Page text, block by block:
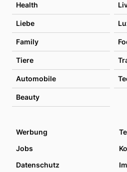
Health
Liebe
Family
Tiere
Automobile
Beauty
Werbung
Jobs
Datenschutz